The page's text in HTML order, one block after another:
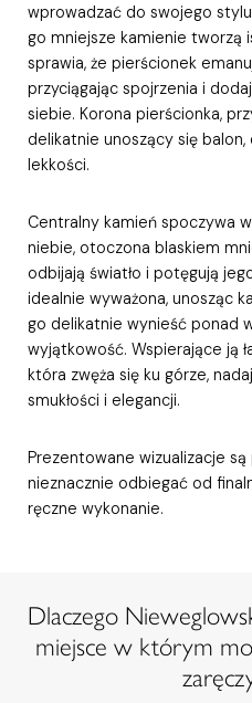
wprowadzać do swojego
go mniejsze kamienie tworzą
sprawia, że pierścionek
przyciągając spojrzenia i
siebie. Korona pierścionka,
delikatnie unoszący się
lekkości.
Centralny kamień spoczywa
niebie, otoczona blaskiem
odbijają światło i potęgują
idealnie wyważona, unosząc
go delikatnie wynieść ponad
wyjątkowość. Wspierające ją
która zwęża się ku górze,
smukłości i elegancji.
Prezentowane wizualizacje
nieznacznie odbiegać od
ręczne wykonanie.
Dlaczego
miejsce w którym